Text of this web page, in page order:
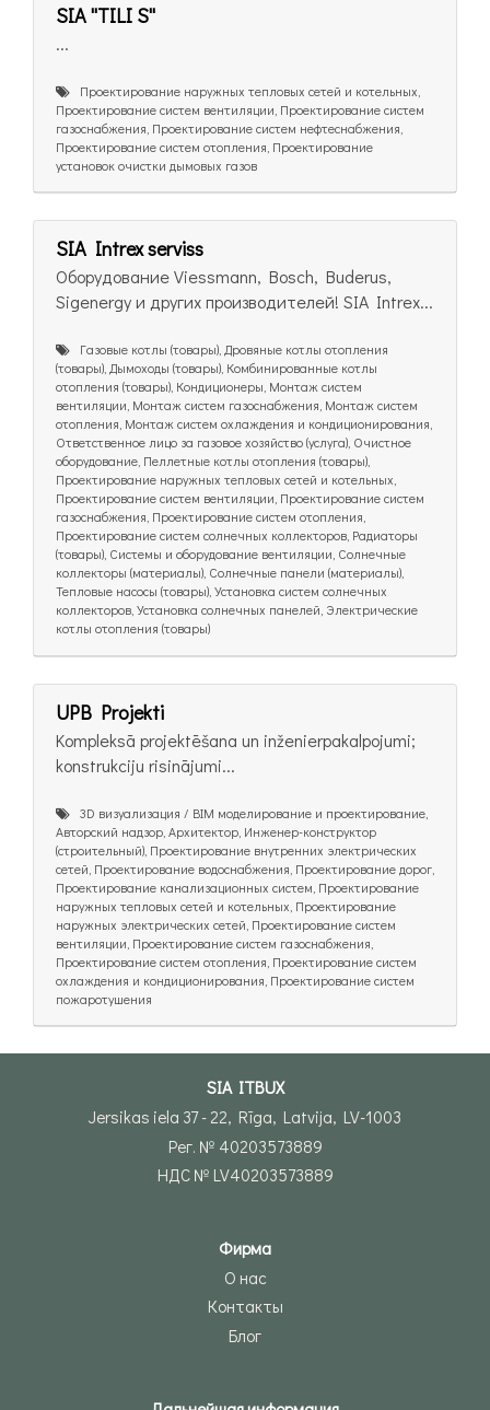
SIA ''TILI S''
...
Проектирование наружных тепловых сетей и котельных,
Проектирование систем вентиляции, Проектирование систем
газоснабжения, Проектирование систем нефтеснабжения,
Проектирование систем отопления, Проектирование
установок очистки дымовых газов
SIA Intrex serviss
Оборудование Viessmann, Bosch, Buderus,
Sigenergy и других производителей! SIA Intrex...
Газовые котлы (товары), Дровяные котлы отопления
(товары), Дымоходы (товары), Комбинированные котлы
отопления (товары), Кондиционеры, Монтаж систем
вентиляции, Монтаж систем газоснабжения, Монтаж систем
отопления, Монтаж систем охлаждения и кондиционирования,
Ответственное лицо за газовое хозяйство (услуга), Очистное
оборудование, Пеллетные котлы отопления (товары),
Проектирование наружных тепловых сетей и котельных,
Проектирование систем вентиляции, Проектирование систем
газоснабжения, Проектирование систем отопления,
Проектирование систем солнечных коллекторов, Радиаторы
(товары), Системы и оборудование вентиляции, Солнечные
коллекторы (материалы), Солнечные панели (материалы),
Тепловые насосы (товары), Установка систем солнечных
коллекторов, Установка солнечных панелей, Электрические
котлы отопления (товары)
UPB Projekti
Kompleksā projektēšana un inženierpakalpojumi;
konstrukciju risinājumi...
3D визуализация / BIM моделирование и проектирование,
Авторский надзор, Архитектор, Инженер-конструктор
(строительный), Проектирование внутренних электрических
сетей, Проектирование водоснабжения, Проектирование дорог,
Проектирование канализационных систем, Проектирование
наружных тепловых сетей и котельных, Проектирование
наружных электрических сетей, Проектирование систем
вентиляции, Проектирование систем газоснабжения,
Проектирование систем отопления, Проектирование систем
охлаждения и кондиционирования, Проектирование систем
пожаротушения
SIA ITBUX
Jersikas iela 37 - 22, Rīga, Latvija, LV-1003
Рег. № 40203573889
НДС № LV40203573889
Фирма
О нас
Контакты
Блог